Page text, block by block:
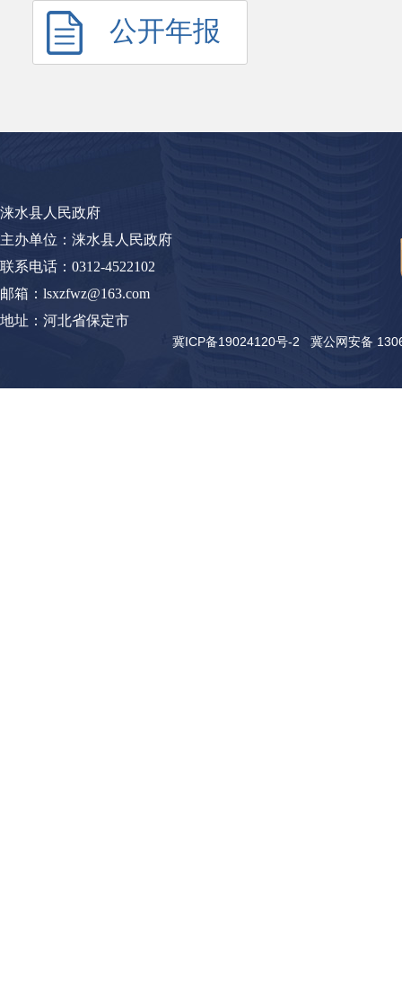
公开年报
涞水县人民政府
主办单位：涞水县人民政府
联系电话：0312-4522102
邮箱：lsxzfwz@163.com
地址：河北省保定市
冀ICP备19024120号-2 冀公网安备